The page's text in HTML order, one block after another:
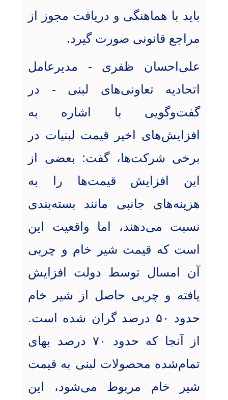
باید با هماهنگی و دریافت مجوز از
مراجع قانونی صورت گیرد.
علی‌احسان ظفری - مدیرعامل
اتحادیه تعاونی‌های لبنی - در
گفت‌وگویی با اشاره به
افزایش‌های اخیر قیمت لبنیات در
برخی شرکت‌ها، گفت: بعضی از
این افزایش قیمت‌ها را به
هزینه‌های جانبی مانند بسته‌بندی
نسبت می‌دهند، اما واقعیت این
است که قیمت شیر خام و چربی
آن امسال توسط دولت افزایش
یافته و چربی حاصل از شیر خام
حدود ۵۰ درصد گران شده است.
از آنجا که حدود ۷۰ درصد بهای
تمام‌شده محصولات لبنی به قیمت
شیر خام مربوط می‌شود، این